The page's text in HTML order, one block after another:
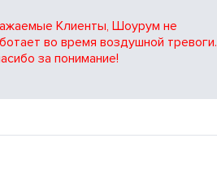
Клиенты, Шоурум не
во время воздушной тревоги.
за понимание!